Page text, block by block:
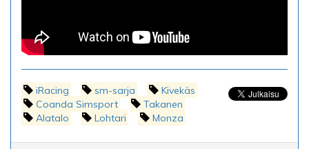
iRacing sm-sarja
Kivekäs
Coanda Simsport
Takanen
Alatalo
Lohtari Monza